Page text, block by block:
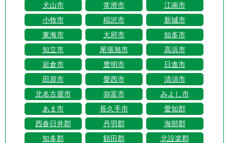
犬山市
常滑市
江南市
小牧市
稲沢市
新城市
東海市
大府市
知多市
知立市
尾張旭市
高浜市
岩倉市
豊明市
日進市
田原市
愛西市
清須市
北名古屋市
弥富市
みよし市
あま市
長久手市
愛知郡
西春日井郡
丹羽郡
海部郡
知多郡
額田郡 北設楽郡